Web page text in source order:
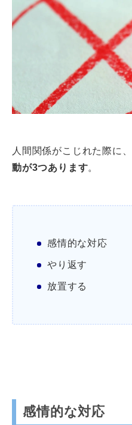
人間関係がこじれた際に、
動が3つあります。
感情的な対応
やり返す
放置する
感情的な対応